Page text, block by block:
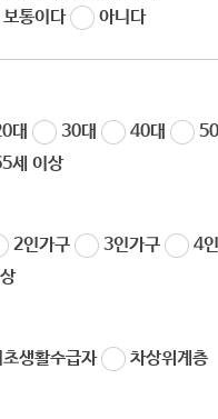
보통이다 아니다
대 30대 40대
세 이상
2인가구 3인가구
4
생활수급자 차상위계층
09:24